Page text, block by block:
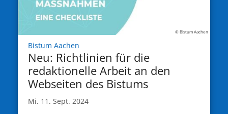
© Bistum Aachen
Bistum Aachen
Neu: Richtlinien für die
redaktionelle Arbeit an den
Webseiten des Bistums
Mi. 11. Sept. 2024